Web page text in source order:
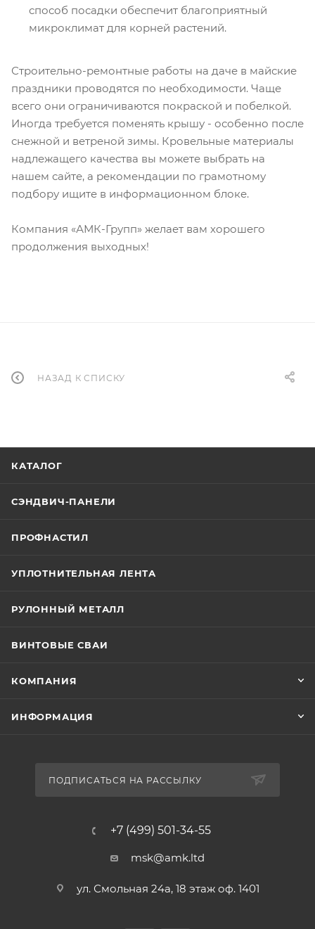
способ посадки обеспечит благоприятный
микроклимат для корней растений.
Строительно-ремонтные работы на даче в майские
праздники проводятся по необходимости. Чаще
всего они ограничиваются покраской и побелкой.
Иногда требуется поменять крышу - особенно после
снежной и ветреной зимы. Кровельные материалы
надлежащего качества вы можете выбрать на
нашем сайте, а рекомендации по грамотному
подбору ищите в информационном блоке.
Компания «АМК-Групп» желает вам хорошего
продолжения выходных!
НАЗАД К СПИСКУ
КАТАЛОГ
СЭНДВИЧ-ПАНЕЛИ
ПРОФНАСТИЛ
УПЛОТНИТЕЛЬНАЯ ЛЕНТА
РУЛОННЫЙ МЕТАЛЛ
ВИНТОВЫЕ СВАИ
КОМПАНИЯ
ИНФОРМАЦИЯ
ПОДПИСАТЬСЯ НА РАССЫЛКУ
+7 (499) 501-34-55
msk@amk.ltd
ул. Смольная 24а, 18 этаж оф. 1401